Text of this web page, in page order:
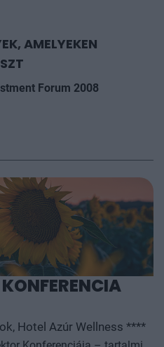
AMELYEKEN
Forum 2008
Hotel Azúr Wellness ****